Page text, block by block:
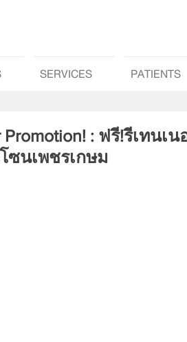
SERVICES PATIENTS
Promotion! : ฟรี!รีเทน
ซนเพชรเกษม